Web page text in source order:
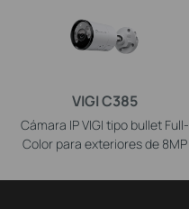
VIGI C385
Cámara IP VIGI tipo bullet Full-
Color para exteriores de 8MP